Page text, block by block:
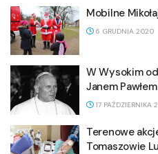
Mobilne
6 GRUDNIA 2020
W Wysokim
Janem
17 PAŹDZIERNIKA
Terenowe
Tomaszowie